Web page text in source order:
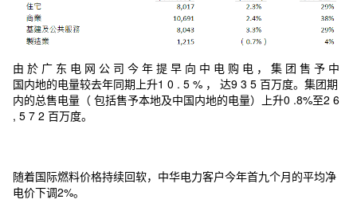
由 於 广 东 电 网 公 司 今 年 提 早 向 中 电 购 电 ， 集 团 售 予 中
国内地的电量较去年同期上升1 0 . 5 % ， 达9 3 5 百万度。集团期
内的总售电量（ 包括售予本地及中国内地的电量）上升0 .8%至2 6
, 5 7 2 百万度。
随着国际燃料价格持续回软，中华电力客户今年首九个月的平均净
电价下调2%。